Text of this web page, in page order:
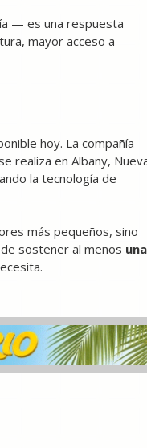
— es una respuesta
mayor acceso a
hoy. La compañía
realiza en Albany,
la tecnología de
más pequeños, sino
sostener al menos una